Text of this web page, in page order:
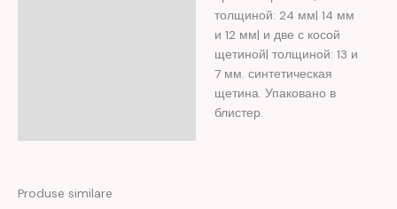
толщиной: 24 мм| 14 мм
и 12 мм| и две с косой
щетиной| толщиной: 13 и
7 мм. синтетическая
щетина. Упаковано в
блистер.
Produse similare